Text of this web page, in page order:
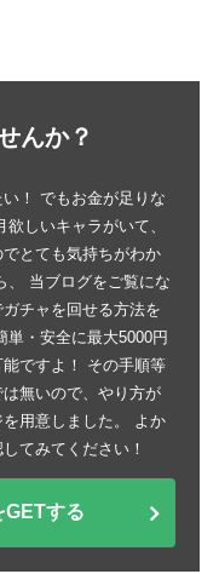
んか？
！ でもお金が足りな
しいキャラがいて、
とても気持ちがわか
、 当ブログをご覧にな
チャを回せる方法を
単・安全に最大5000円
ですよ！ その手順等
無いので、やり方が
用意しました。 よか
てみてください！
GETする